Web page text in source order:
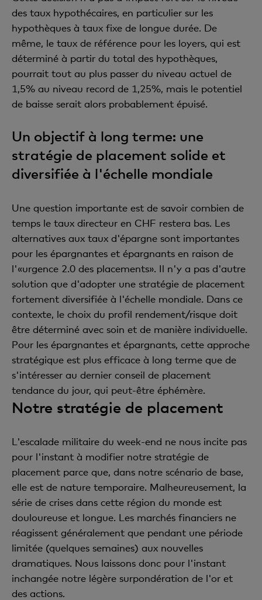
des taux hypothécaires, en particulier sur les
hypothèques à taux fixe de longue durée. De
même, le taux de référence pour les loyers, qui est
déterminé à partir du total des hypothèques,
pourrait tout au plus passer du niveau actuel de
1,5% au niveau record de 1,25%, mais le potentiel
de baisse serait alors probablement épuisé.
Un objectif à long terme: une
stratégie de placement solide et
diversifiée à l'échelle mondiale
Une question importante est de savoir combien de
temps le taux directeur en CHF restera bas. Les
alternatives aux taux d'épargne sont importantes
pour les épargnantes et épargnants en raison de
l'«urgence 2.0 des placements». Il n'y a pas d'autre
solution que d'adopter une stratégie de placement
fortement diversifiée à l'échelle mondiale. Dans ce
contexte, le choix du profil rendement/risque doit
être déterminé avec soin et de manière individuelle.
Pour les épargnantes et épargnants, cette approche
stratégique est plus efficace à long terme que de
s'intéresser au dernier conseil de placement
tendance du jour, qui peut-être éphémère.
Notre stratégie de placement
L'escalade militaire du week-end ne nous incite pas
pour l'instant à modifier notre stratégie de
placement parce que, dans notre scénario de base,
elle est de nature temporaire. Malheureusement, la
série de crises dans cette région du monde est
douloureuse et longue. Les marchés financiers ne
réagissent généralement que pendant une période
limitée (quelques semaines) aux nouvelles
dramatiques. Nous laissons donc pour l'instant
inchangée notre légère surpondération de l'or et
des actions.